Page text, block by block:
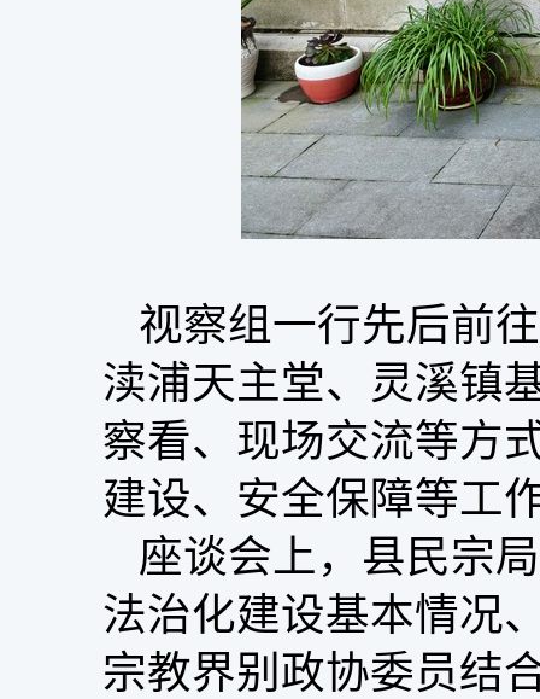
视察组一行先后前
渎浦天主堂、灵溪镇
察看、现场交流等方
建设、安全保障等工
座谈会上，县民宗
法治化建设基本情况
宗教界别政协委员结